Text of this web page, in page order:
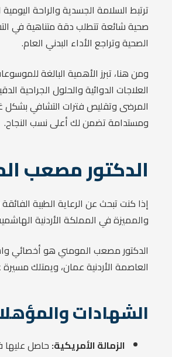
ترتبط السلامة الجسدية والراحة
صحية شائعة تتطلب دقة متناهية في
الصحية وتراجع الأداء البدني العام.
ومن هنا، تبرز الأهمية البالغة
العلاجات الدوائية والحلول
المرضى وتقليص فترات التشافي بشكل
ومستدامة تضمن لك أعلى نسب النجاح.
الدكتور مصعب
إذا كنت تبحث عن الرعاية الطبية
والمميزة في المملكة الأردنية
الدكتور مصعب المومني هو أخصائي
العاصمة الأردنية عمان، ويمتلك
الشهادات
الزمالة الأمريكية: حاصل عليها